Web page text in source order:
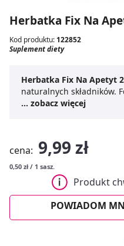
Herbatka Fix Na
Kod produktu: 122852
Suplement diety
Herbatka Fix Na Apetyt
naturalnych składników.
m.in.owoc kminku
przewodu
dolegliwości trawienne,
mięta pobudza produkcję
się do prawidłowego
pokarmowego i
herbatka na apetytłączy
saszetkach, które
Herbatka Fix Na Apetyt
... zobacz więcej
cena: 9,99 zł
0,50 zł / 1 sasz.
Produkt
POWIADOM